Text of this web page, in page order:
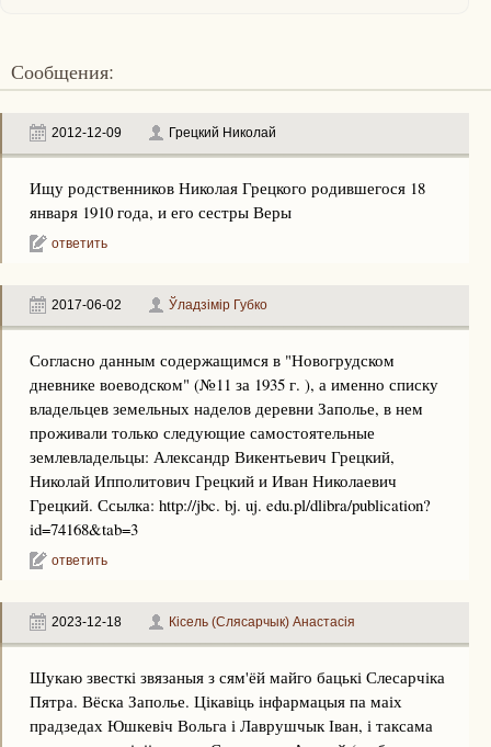
Сообщения:
2012-12-09 Грецкий Николай
Ищу родственников Николая Грецкого родившегося 18
января 1910 года, и его сестры Веры
ответить
2017-06-02 Ўладзімір Губко
Согласно данным содержащимся в "Новогрудском
дневнике воеводском" (№11 за 1935 г. ), а именно списку
владельцев земельных наделов деревни Заполье, в нем
проживали только следующие самостоятельные
землевладельцы: Александр Викентьевич Грецкий,
Николай Ипполитович Грецкий и Иван Николаевич
Грецкий. Ссылка: http://jbc. bj. uj. edu.pl/dlibra/publication?
id=74168&tab=3
ответить
2023-12-18 Кісель (Слясарчык) Анастасія
Шукаю звесткі звязаныя з сям'ёй майго бацькі Слесарчіка
Пятра. Вёска Заполье. Цікавіць інфармацыя па маіх
прадзедах Юшкевіч Вольга і Лаврушчык Іван, і таксама